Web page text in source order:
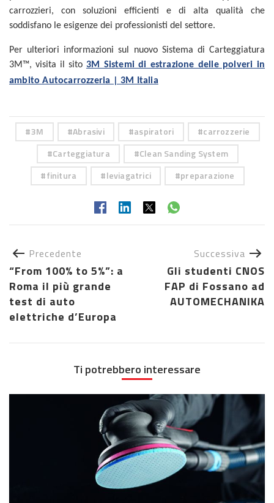
carrozzieri, con soluzioni efficienti e di alta qualità che
soddisfano le esigenze dei professionisti del settore.
Per ulteriori informazioni sul nuovo Sistema di Carteggiatura
3M™, visita il sito 3M Sistemi di estrazione delle polveri in
ambito Autocarrozzeria | 3M Italia
3M Abrasivi aspiratori
carrozzerie
Carteggiatura
Clean Sanding System
finitura
leviagatrici preparazione
Precedente
“From 100% to 5%”: a
Roma il più grande
test di auto
elettriche d’Europa
Successiva
Gli studenti CNOS
FAP di Fossano ad
AUTOMECHANIKA
Ti potrebbero interessare